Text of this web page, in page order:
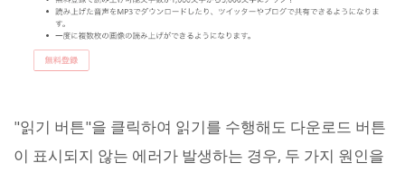
"읽기 버튼"을 클릭하여 읽기를 수행해도 다운로드 버튼
이 표시되지 않는 에러가 발생하는 경우, 두 가지 원인을